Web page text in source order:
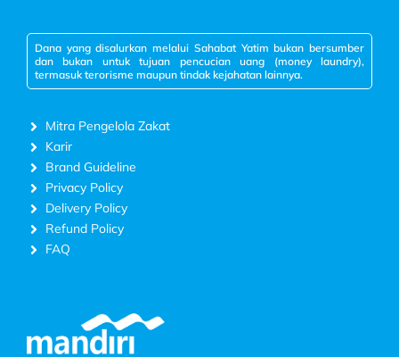
Dana yang disalurkan melalui Sahabat Yatim bukan bersumber
dan bukan untuk tujuan pencucian uang (money laundry),
termasuk terorisme maupun tindak kejahatan lainnya.
Mitra Pengelola Zakat
Karir
Brand Guideline
Privacy Policy
Delivery Policy
Refund Policy
FAQ